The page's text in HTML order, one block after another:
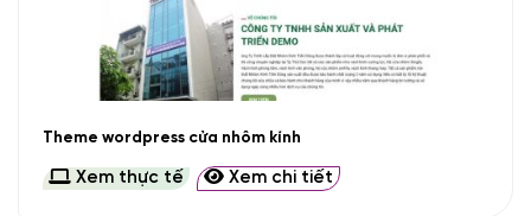
Theme wordpress cửa nhôm kính
Xem thực tế Xem chi tiết